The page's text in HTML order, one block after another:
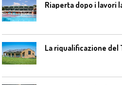
Riaperta dopo i lavori
La riqualificazione del